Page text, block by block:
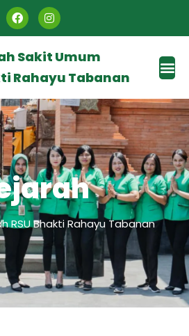
Sakit Umum
Rahayu Tabanan
RSU Bhakti Rahayu Tabanan